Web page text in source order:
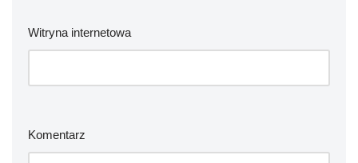
Witryna internetowa
Komentarz